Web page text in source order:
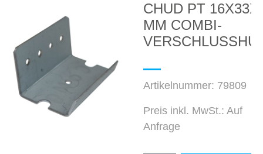
CHUD PT
MM COMBI-
Artikelnummer: 79809
Preis inkl. MwSt.: Auf
Anfrage